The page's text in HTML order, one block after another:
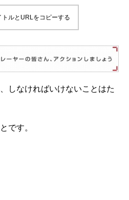
トルとURLをコピーする
しなければいけないことはた
です。